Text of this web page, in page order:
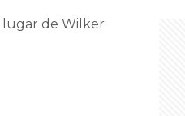
lugar de Wilker